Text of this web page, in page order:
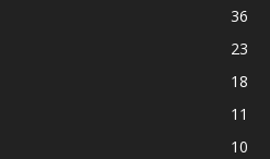
36
23
18
11
10